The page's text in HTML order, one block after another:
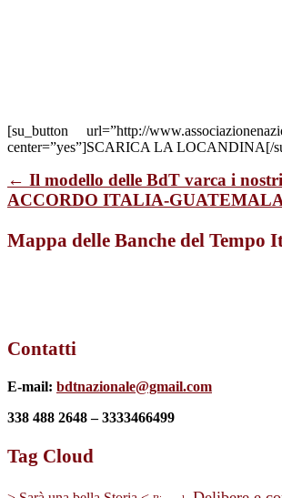
[su_button url=”http://
center=”yes”]SCARICA LA LOCANDINA[/
← Il modello delle BdT varca i
ACCORDO ITALIA-
Mappa delle Banche del Tempo
Contatti
E-mail: bdtnazionale@gmail.com
338 488 2648 – 3333466499
Tag Cloud